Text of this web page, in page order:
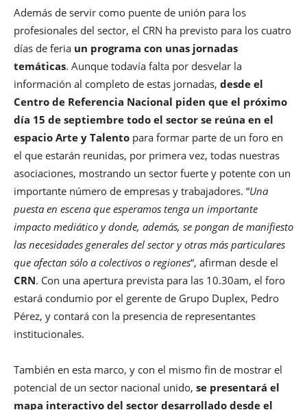
Además de servir como puente de unión para los
profesionales del sector, el CRN ha previsto para los cuatro
días de feria un programa con unas jornadas
temáticas. Aunque todavía falta por desvelar la
información al completo de estas jornadas, desde el
Centro de Referencia Nacional piden que el próximo
día 15 de septiembre todo el sector se reúna en el
espacio Arte y Talento para formar parte de un foro en
el que estarán reunidas, por primera vez, todas nuestras
asociaciones, mostrando un sector fuerte y potente con un
importante número de empresas y trabajadores. “Una
puesta en escena que esperamos tenga un importante
impacto mediático y donde, además, se pongan de manifiesto
las necesidades generales del sector y otras más particulares
que afectan sólo a colectivos o regiones“, afirman desde el
CRN. Con una apertura prevista para las 10.30am, el foro
estará condumio por el gerente de Grupo Duplex, Pedro
Pérez, y contará con la presencia de representantes
institucionales.
También en esta marco, y con el mismo fin de mostrar el
potencial de un sector nacional unido, se presentará el
mapa interactivo del sector desarrollado desde el